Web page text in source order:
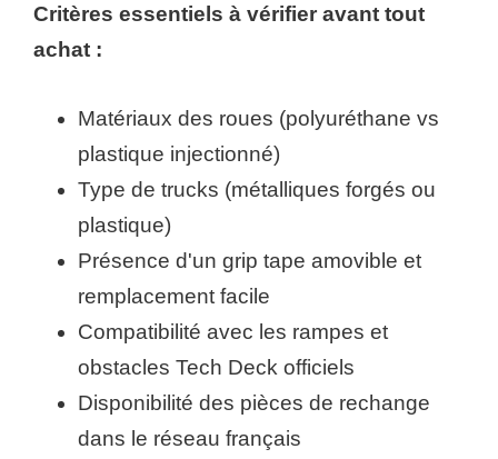
Critères essentiels à vérifier avant tout
achat :
Matériaux des roues (polyuréthane vs
plastique injectionné)
Type de trucks (métalliques forgés ou
plastique)
Présence d'un grip tape amovible et
remplacement facile
Compatibilité avec les rampes et
obstacles Tech Deck officiels
Disponibilité des pièces de rechange
dans le réseau français